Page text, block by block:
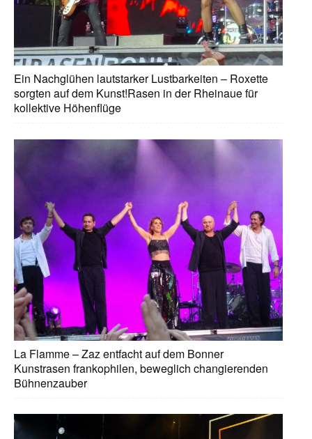
Ein Nachglühen lautstarker Lustbarkeiten – Roxette
sorgten auf dem Kunst!Rasen in der Rheinaue für
kollektive Höhenflüge
La Flamme – Zaz entfacht auf dem Bonner
Kunstrasen frankophilen, beweglich changierenden
Bühnenzauber